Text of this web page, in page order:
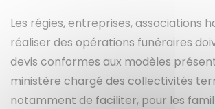
Les régies, entreprises, associations
réaliser des opérations funéraires
devis conformes aux modèles
ministère chargé des collectivités
notamment de faciliter, pour les